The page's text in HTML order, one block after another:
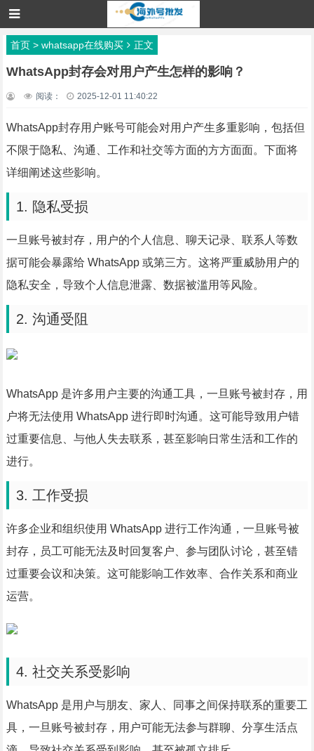
首页> whatsapp在线购买 正文
WhatsApp封存会对用户产生怎样的影响？
阅读： 2025-12-01 11:40:22
WhatsApp封存用户账号可能会对用户产生多重影响，包括但
不限于隐私、沟通、工作和社交等方面的方方面面。下面将
详细阐述这些影响。
1. 隐私受损
一旦账号被封存，用户的个人信息、聊天记录、联系人等数
据可能会暴露给 WhatsApp 或第三方。这将严重威胁用户的
隐私安全，导致个人信息泄露、数据被滥用等风险。
2. 沟通受阻
WhatsApp 是许多用户主要的沟通工具，一旦账号被封存，用
户将无法使用 WhatsApp 进行即时沟通。这可能导致用户错
过重要信息、与他人失去联系，甚至影响日常生活和工作的
进行。
3. 工作受损
许多企业和组织使用 WhatsApp 进行工作沟通，一旦账号被
封存，员工可能无法及时回复客户、参与团队讨论，甚至错
过重要会议和决策。这可能影响工作效率、合作关系和商业
运营。
4. 社交关系受影响
WhatsApp 是用户与朋友、家人、同事之间保持联系的重要工
具，一旦账号被封存，用户可能无法参与群聊、分享生活点